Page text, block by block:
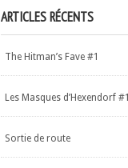
ARTICLES RÉCENTS
The Hitman’s Fave #1
Les Masques d’Hexendorf #1
Sortie de route